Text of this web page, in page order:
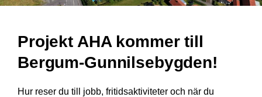
Projekt AHA kommer till
Bergum-Gunnilsebygden!
Hur reser du till jobb, fritidsaktiviteter och när du